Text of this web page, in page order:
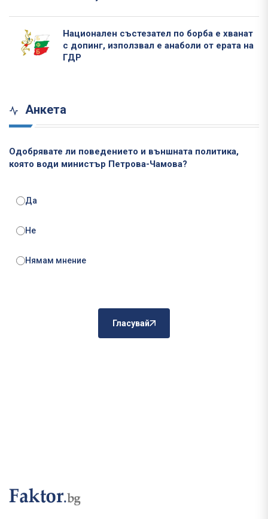
Национален състезател по борба е хванат
с допинг, използвал е анаболи от ерата на
ГДР
Анкета
Одобрявате ли поведението и външната политика,
която води министър Петрова-Чамова?
Да
Не
Нямам мнение
Гласувай